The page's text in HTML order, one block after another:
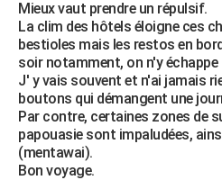
Mieux vaut prendre un répulsif.
La clim des hôtels éloigne ces
bestioles mais les restos en
soir notamment, on n'y échappe
J' y vais souvent et n'ai jamais
boutons qui démangent une
Par contre, certaines zones de
papouasie sont impaludées,
(mentawai).
Bon voyage.